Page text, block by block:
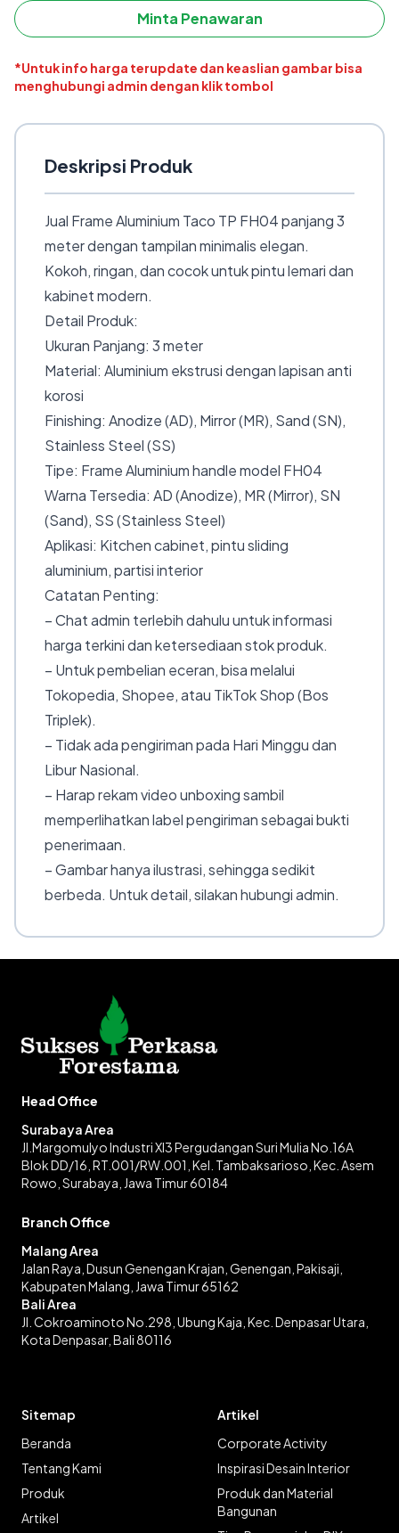
Minta Penawaran
*Untuk info harga terupdate dan keaslian gambar bisa
menghubungi admin dengan klik tombol
Deskripsi Produk
Jual Frame Aluminium Taco TP FH04 panjang 3
meter dengan tampilan minimalis elegan.
Kokoh, ringan, dan cocok untuk pintu lemari dan
kabinet modern.
Detail Produk:
Ukuran Panjang: 3 meter
Material: Aluminium ekstrusi dengan lapisan anti
korosi
Finishing: Anodize (AD), Mirror (MR), Sand (SN),
Stainless Steel (SS)
Tipe: Frame Aluminium handle model FH04
Warna Tersedia: AD (Anodize), MR (Mirror), SN
(Sand), SS (Stainless Steel)
Aplikasi: Kitchen cabinet, pintu sliding
aluminium, partisi interior
Catatan Penting:
– Chat admin terlebih dahulu untuk informasi
harga terkini dan ketersediaan stok produk.
– Untuk pembelian eceran, bisa melalui
Tokopedia, Shopee, atau TikTok Shop (Bos
Triplek).
– Tidak ada pengiriman pada Hari Minggu dan
Libur Nasional.
– Harap rekam video unboxing sambil
memperlihatkan label pengiriman sebagai bukti
penerimaan.
– Gambar hanya ilustrasi, sehingga sedikit
berbeda. Untuk detail, silakan hubungi admin.
Head Office
Surabaya Area
Jl.Margomulyo Industri XI3 Pergudangan Suri Mulia No.16A
Blok DD/16, RT.001/RW.001, Kel. Tambaksarioso, Kec. Asem
Rowo, Surabaya, Jawa Timur 60184
Branch Office
Malang Area
Jalan Raya, Dusun Genengan Krajan, Genengan, Pakisaji,
Kabupaten Malang, Jawa Timur 65162
Bali Area
Jl. Cokroaminoto No.298, Ubung Kaja, Kec. Denpasar Utara,
Kota Denpasar, Bali 80116
Sitemap
Beranda
Tentang Kami
Produk
Artikel
Artikel
Corporate Activity
Inspirasi Desain Interior
Produk dan Material
Bangunan